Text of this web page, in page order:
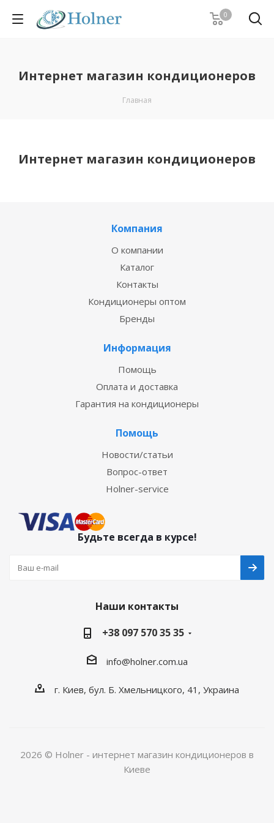
0
Интернет магазин кондиционеров
Главная
Интернет магазин кондиционеров
Компания
О компании
Каталог
Контакты
Кондиционеры оптом
Бренды
Информация
Помощь
Оплата и доставка
Гарантия на кондиционеры
Помощь
Новости/статьи
Вопрос-ответ
Holner-service
Будьте всегда в курсе!
Наши контакты
+38 097 570 35 35
info@holner.com.ua
г. Киев, бул. Б. Хмельницкого, 41, Украина
2026 © Holner - интернет магазин кондиционеров в
Киеве